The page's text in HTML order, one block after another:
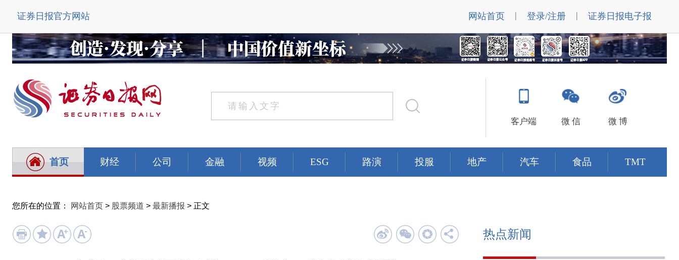
证券日报官方网站 网站首页 | 登录/注册 | 证券日报电子报
客户端 微 信 微 博
首页 财经 公司 金融 视频 ESG 路演 投服 地产 汽车 食品 TMT
您所在的位置： 网站首页 > 股票频道 > 最新播报 > 正文
热点新闻